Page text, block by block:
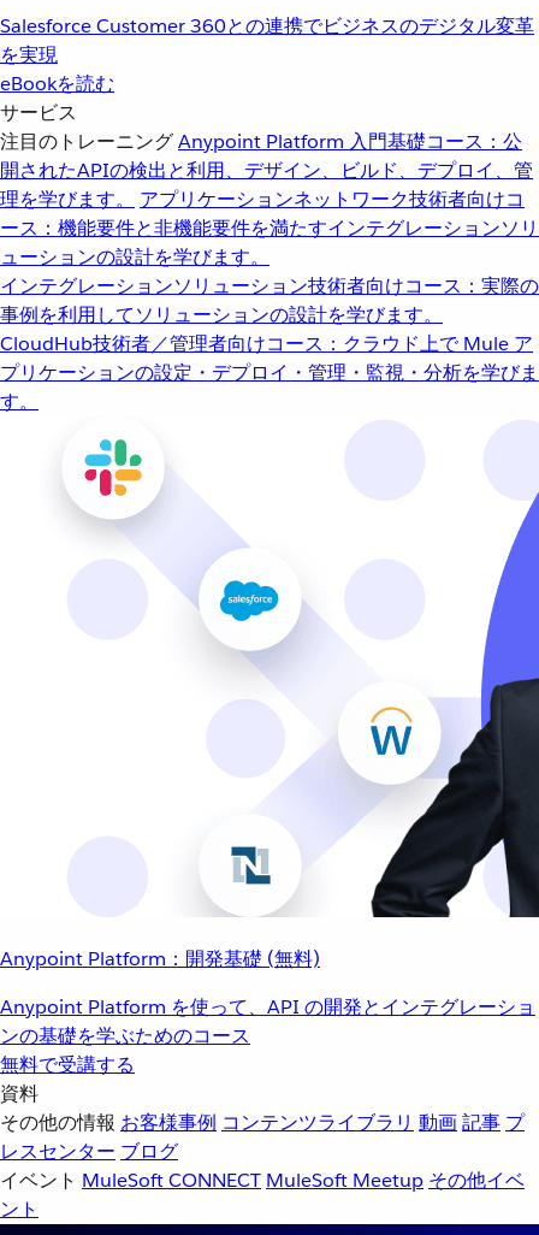
Salesforce Customer 360との連携でビジネスのデジタル変革
を実現
eBookを読む
サービス
注目のトレーニングAnypoint Platform 入門基礎コース：公
開されたAPIの検出と利用、デザイン、ビルド、デプロイ、管
理を学びます。
アプリケーションネットワーク技術者向けコ
ース：機能要件と非機能要件を満たすインテグレーションソリ
ューションの設計を学びます。
インテグレーションソリューション技術者向けコース：実際の
事例を利用してソリューションの設計を学びます。
CloudHub技術者／管理者向けコース：クラウド上で Mule ア
プリケーションの設定・デプロイ・管理・監視・分析を学びま
す。
Anypoint Platform：開発基礎 (無料)
Anypoint Platform を使って、API の開発とインテグレーショ
ンの基礎を学ぶためのコース
無料で受講する
資料
その他の情報 お客様事例 コンテンツライブラリ 動画記事 プ
レスセンター ブログ
イベント MuleSoft CONNECT MuleSoft Meetup その他イベ
ント